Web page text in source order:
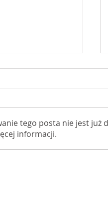
Jasną Górę
tego posta nie jest już
informacji.